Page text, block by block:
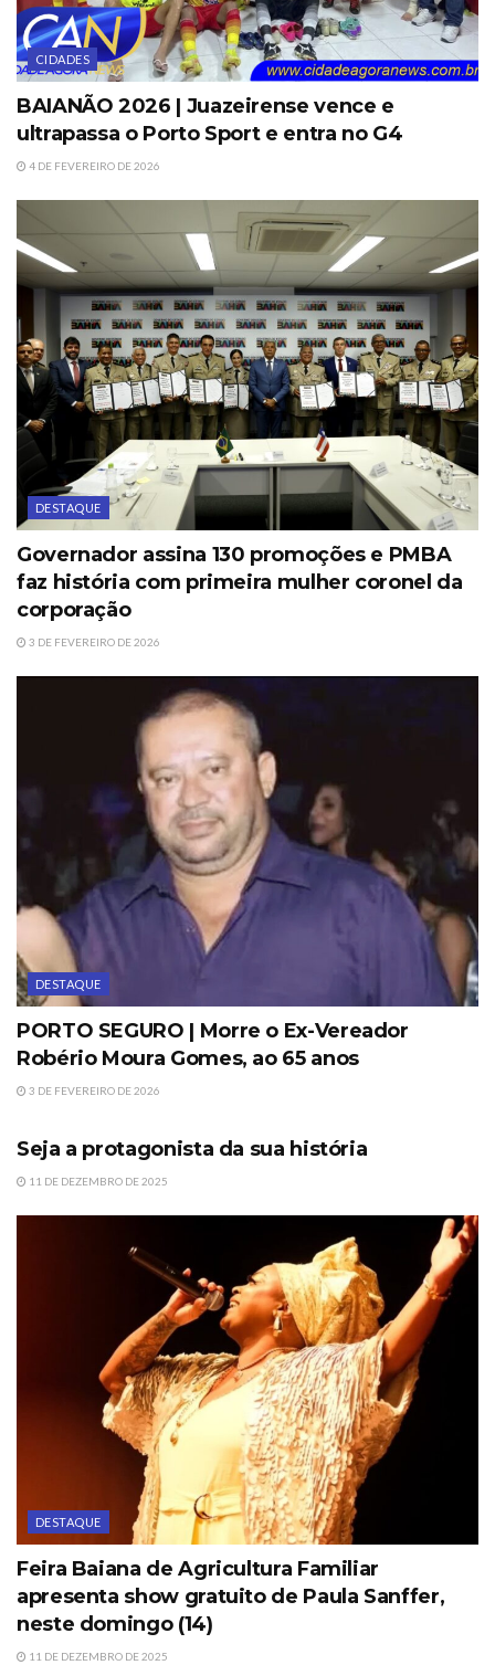
CIDADES
BAIANÃO 2026 | Juazeirense vence e
ultrapassa o Porto Sport e entra no G4
4 DE FEVEREIRO DE 2026
DESTAQUE
Governador assina 130 promoções e PMBA
faz história com primeira mulher coronel da
corporação
3 DE FEVEREIRO DE 2026
DESTAQUE
PORTO SEGURO | Morre o Ex-Vereador
Robério Moura Gomes, ao 65 anos
3 DE FEVEREIRO DE 2026
Seja a protagonista da sua história
11 DE DEZEMBRO DE 2025
DESTAQUE
Feira Baiana de Agricultura Familiar
apresenta show gratuito de Paula Sanffer,
neste domingo (14)
11 DE DEZEMBRO DE 2025